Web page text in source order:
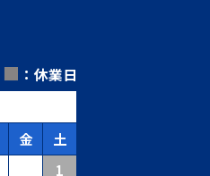
■ ：休業日
金 土
1